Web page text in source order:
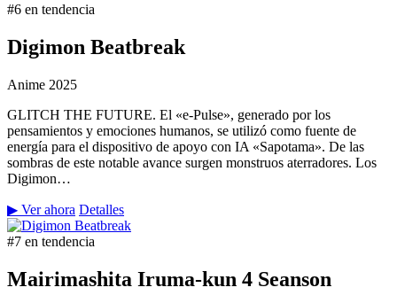
#6 en tendencia
Digimon Beatbreak
Anime 2025
GLITCH THE FUTURE. El «e-Pulse», generado por los
pensamientos y emociones humanos, se utilizó como fuente de
energía para el dispositivo de apoyo con IA «Sapotama». De las
sombras de este notable avance surgen monstruos aterradores. Los
Digimon…
▶ Ver ahora Detalles
#7 en tendencia
Mairimashita Iruma-kun 4 Seanson